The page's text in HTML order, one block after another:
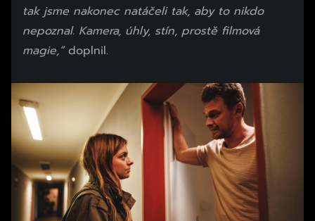
tak jsme nakonec natáčeli tak, aby to nikdo
nepoznal. Kamera, úhly, stín, prostě filmová
magie,“doplnil.